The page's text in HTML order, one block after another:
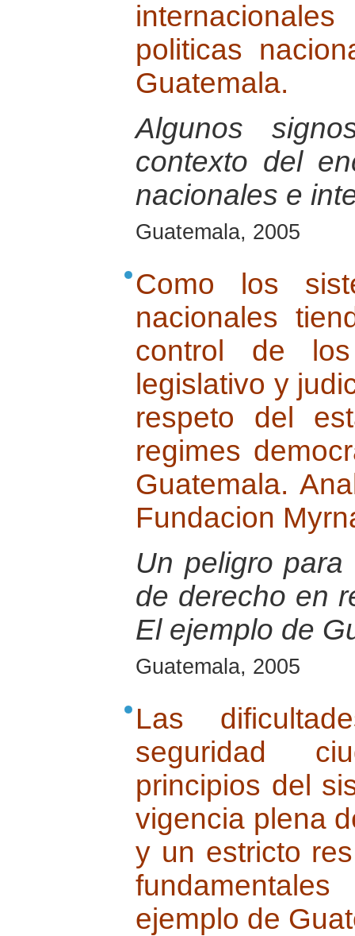
politicas
Guatemala.
Algunos
contexto del
nacionales e
Guatemala, 2005
Como los
nacionales
control de
legislativo y
respeto del
regimes
Guatemala.
Fundacion
Un peligro
de derecho en
El ejemplo de
Guatemala, 2005
Las
seguridad
principios del
vigencia plena
y un estricto
ejemplo de